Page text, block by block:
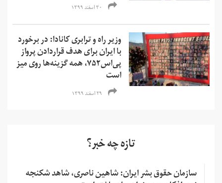
۳۰ اسفند ۱۳۹۹
وزیر راه و ترابری کانادا: در برخورد
با ایران برای هدف قراردادن پرواز
پی‌اس۷۵۲، همه گزینه‌ها روی میز
است
۲۹ اسفند ۱۳۹۹
تازه چه خبر؟
سازمان حقوق بشر ایران: شاهین ناصری، شاهد شکنجه